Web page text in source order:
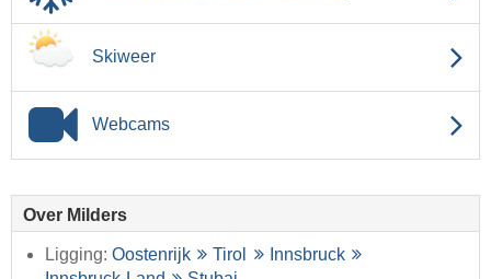
Skiweer
Webcams
Over Milders
Ligging: Oostenrijk Tirol
Innsbruck